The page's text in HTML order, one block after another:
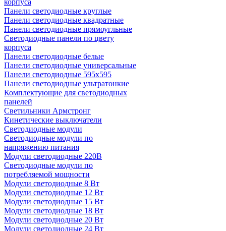
корпуса
Панели светодиодные круглые
Панели светодиодные квадратные
Панели светодиодные прямоугльные
Светодиодные панели по цвету
корпуса
Панели светодиодные белые
Панели светодиодные универсальные
Панели светодиодные 595х595
Панели светодиодные ультратонкие
Комплектующие для светодиодных
панелей
Светильники Армстронг
Кинетические выключатели
Светодиодные модули
Светодиодные модули по
напряжению питания
Модули светодиодные 220В
Светодиодные модули по
потребляемой мощности
Модули светодиодные 8 Вт
Модули светодиодные 12 Вт
Модули светодиодные 15 Вт
Модули светодиодные 18 Вт
Модули светодиодные 20 Вт
Модули светодиодные 24 Вт